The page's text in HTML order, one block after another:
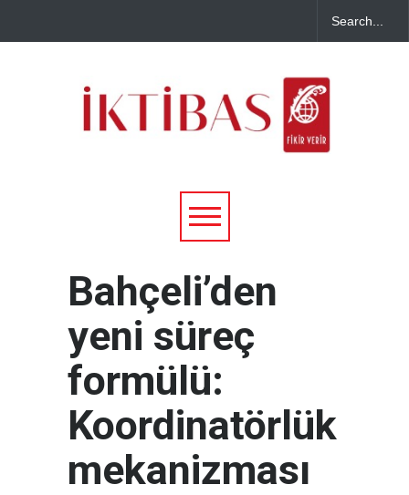
Bahçeli’den
yeni süreç
formülü:
Koordinatörlük
mekanizması